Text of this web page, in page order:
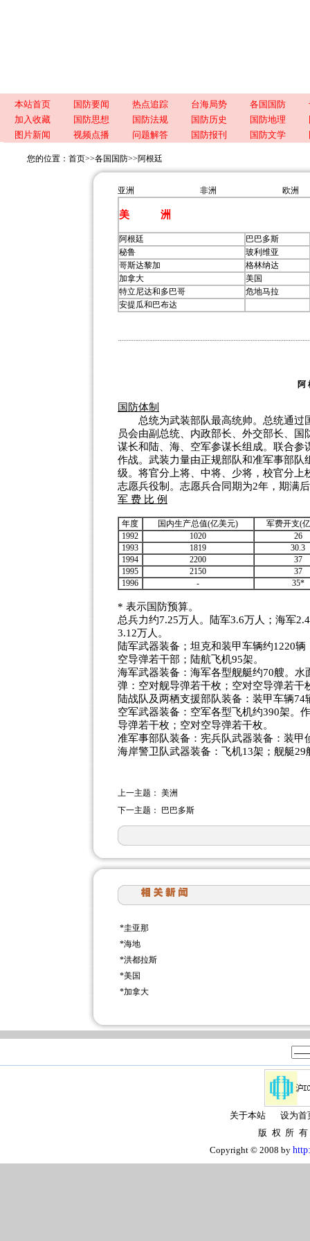
本站首页 国防要闻 热点追踪 台海局势 各国国防
加入收藏
国防思想 国防法规 国防历史 国防地理
图片新闻
视频点播 问题解答 国防报刊 国防文学
您的位置： 首页>>各国国防>>阿根廷
亚洲 非洲 欧洲
美 洲
阿根廷
巴巴多斯
秘鲁
玻利维亚
哥斯达黎加
格林纳达
加拿大
美国
特立尼达和多巴哥
危地马拉
安提瓜和巴布达
国防体制
总统为武装部队最高统帅。总统通过
员会由副总统、内政部长、外交部长、
谋长和陆、海、空军参谋长组成。联合
作战。武装力量由正规部队和准军事部
级。将官分上将、中将、少将，校官分
志愿兵役制。志愿兵合同期为2年，期满
军 费 比 例
年度 国内生产总值(亿美元)
军费开支(
1992
1020
26
1993
1819
30.3
1994
2200
37
1995
2150
37
1996
- 35*
* 表示国防预算。
总兵力约7.25万人。陆军3.6万人；海军
3.12万人。
陆军武器装备；坦克和装甲车辆约1220
空导弹若干部；陆航飞机95架。
海军武器装备：海军各型舰艇约70艘。
弹：空对舰导弹若干枚；空对空导弹若干
陆战队及两栖支援部队装备：装甲车辆74
空军武器装备：空军各型飞机约390架。
导弹若干枚；空对空导弹若干枚。
准军事部队装备：宪兵队武器装备：装
海岸警卫队武器装备：飞机13架；舰艇29
上一主题： 美洲
下一主题：
巴巴多斯
*圭亚那
*海地
*洪都拉斯
*美国
*加拿大